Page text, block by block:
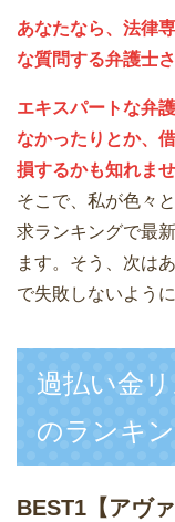
あなたなら、法律
な質問する弁護士
エキスパートな弁
なかったりとか、
損するかも知れませ
そこで、私が色々
求ランキングで最
ます。そう、次は
で失敗しないよう
過払い金
のランキ
BEST1 【アヴ